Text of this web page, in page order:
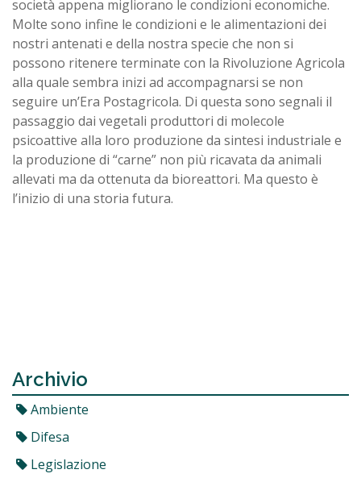
società appena migliorano le condizioni economiche.
Molte sono infine le condizioni e le alimentazioni dei
nostri antenati e della nostra specie che non si
possono ritenere terminate con la Rivoluzione Agricola
alla quale sembra inizi ad accompagnarsi se non
seguire un’Era Postagricola. Di questa sono segnali il
passaggio dai vegetali produttori di molecole
psicoattive alla loro produzione da sintesi industriale e
la produzione di “carne” non più ricavata da animali
allevati ma da ottenuta da bioreattori. Ma questo è
l’inizio di una storia futura.
Archivio
Ambiente
Difesa
Legislazione